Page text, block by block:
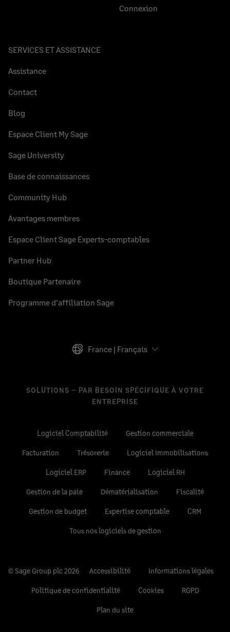
Connexion
SERVICES ET ASSISTANCE
Assistance
Contact
Blog
Espace Client My Sage
Sage University
Base de connaissances
Community Hub
Avantages membres
Espace Client Sage Experts-comptables
Partner Hub
Boutique Partenaire
Programme d’affiliation Sage
France | Français
SOLUTIONS – PAR BESOIN SPÉCIFIQUE À VOTRE
ENTREPRISE
Logiciel Comptabilité Gestion commerciale
Facturation Trésorerie Logiciel Immobilisations
Logiciel ERP Finance Logiciel RH
Gestion de la paie Dématérialisation Fiscalité
Gestion de budget Expertise comptable CRM
Tous nos logiciels de gestion
© Sage Group plc 2026 Accessibilité Informations légales
Politique de confidentialité Cookies RGPD
Plan du site